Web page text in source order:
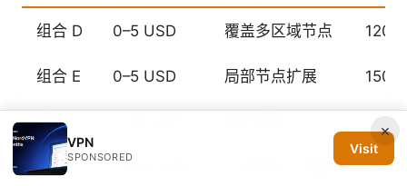
组合 D 0–5 USD 覆盖多区域节点
组合 E 0–5 USD 局部节点扩展
组合 F
组合 G 广泛节点 + 保障
×
VPN
SPONSORED
Visit